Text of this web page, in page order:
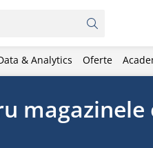
& Analytics Oferte
magazinele